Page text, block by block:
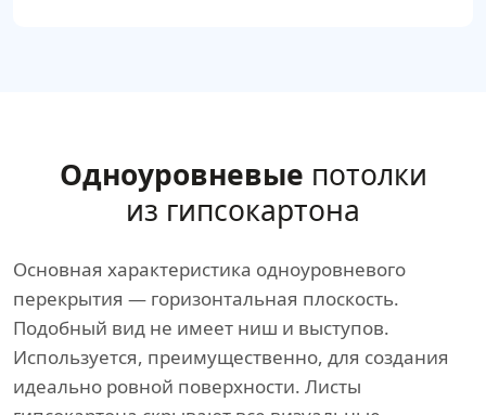
Одноуровневые потолки
из гипсокартона
Основная характеристика одноуровневого
перекрытия — горизонтальная плоскость.
Подобный вид не имеет ниш и выступов.
Используется, преимущественно, для создания
идеально ровной поверхности. Листы